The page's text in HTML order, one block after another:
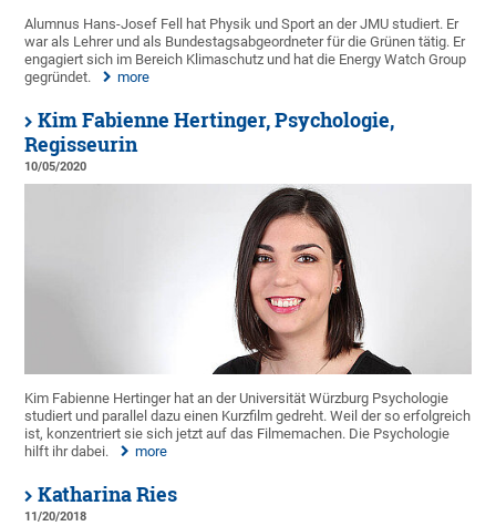
Alumnus Hans-Josef Fell hat Physik und Sport an der JMU studiert. Er
war als Lehrer und als Bundestagsabgeordneter für die Grünen tätig. Er
engagiert sich im Bereich Klimaschutz und hat die Energy Watch Group
gegründet.
more
Kim Fabienne Hertinger, Psychologie,
Regisseurin
10/05/2020
Kim Fabienne Hertinger hat an der Universität Würzburg Psychologie
studiert und parallel dazu einen Kurzfilm gedreht. Weil der so erfolgreich
ist, konzentriert sie sich jetzt auf das Filmemachen. Die Psychologie
hilft ihr dabei.
more
Katharina Ries
11/20/2018